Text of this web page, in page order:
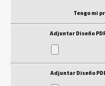
Tengo mi
Adjuntar Diseño
Adjuntar Diseño